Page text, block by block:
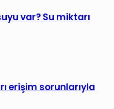
var? Su miktarı
erişim sorunlarıyla